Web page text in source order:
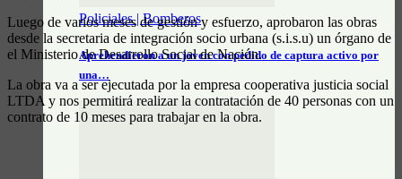
Policiales | Bomberos
Aprehendieron a un joven con pedido de captura activo por
una…
Luego de varios meses de gestión y esfuerzo, aprobaron las obras
desde la secretaria de integración socio urbana (s.i.s.u) un órgano de
el Ministerio de Desarrollo Social de Nación.
La obra va a ser ejecutada por la empresa cooperativa justicia social
LTDA y nos permitirá realizar la contratación de 40 personas con un
contrato de 10 meses para trabajar en la obra.